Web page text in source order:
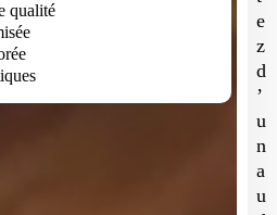
qualité
e
z
d
’
u
n
a
u